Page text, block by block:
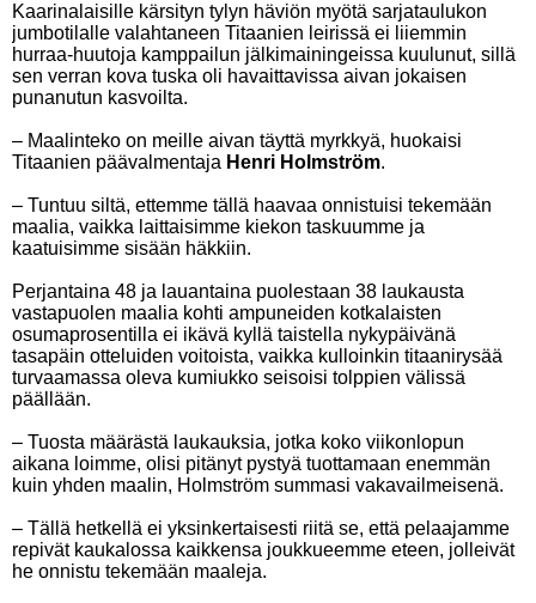
Kaarinalaisille kärsityn tylyn häviön myötä sarjataulukon
jumbotilalle valahtaneen Titaanien leirissä ei liiemmin
hurraa-huutoja kamppailun jälkimainingeissa kuulunut, sillä
sen verran kova tuska oli havaittavissa aivan jokaisen
punanutun kasvoilta.
– Maalinteko on meille aivan täyttä myrkkyä, huokaisi
Titaanien päävalmentaja Henri Holmström.
– Tuntuu siltä, ettemme tällä haavaa onnistuisi tekemään
maalia, vaikka laittaisimme kiekon taskuumme ja
kaatuisimme sisään häkkiin.
Perjantaina 48 ja lauantaina puolestaan 38 laukausta
vastapuolen maalia kohti ampuneiden kotkalaisten
osumaprosentilla ei ikävä kyllä taistella nykypäivänä
tasapäin otteluiden voitoista, vaikka kulloinkin titaanirysää
turvaamassa oleva kumiukko seisoisi tolppien välissä
päällään.
– Tuosta määrästä laukauksia, jotka koko viikonlopun
aikana loimme, olisi pitänyt pystyä tuottamaan enemmän
kuin yhden maalin, Holmström summasi vakavailmeisenä.
– Tällä hetkellä ei yksinkertaisesti riitä se, että pelaajamme
repivät kaukalossa kaikkensa joukkueemme eteen, jolleivät
he onnistu tekemään maaleja.